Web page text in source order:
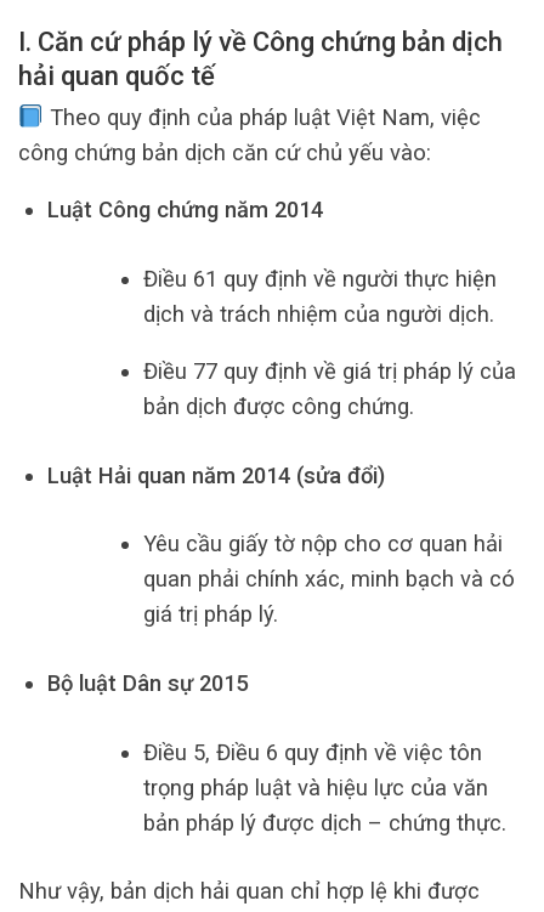
I. Căn cứ pháp lý về Công chứng bản dịch
hải quan quốc tế
Theo quy định của pháp luật Việt Nam, việc
công chứng bản dịch căn cứ chủ yếu vào:
Luật Công chứng năm 2014
Điều 61 quy định về người thực hiện
dịch và trách nhiệm của người dịch.
Điều 77 quy định về giá trị pháp lý của
bản dịch được công chứng.
Luật Hải quan năm 2014 (sửa đổi)
Yêu cầu giấy tờ nộp cho cơ quan hải
quan phải chính xác, minh bạch và có
giá trị pháp lý.
Bộ luật Dân sự 2015
Điều 5, Điều 6 quy định về việc tôn
trọng pháp luật và hiệu lực của văn
bản pháp lý được dịch – chứng thực.
Như vậy, bản dịch hải quan chỉ hợp lệ khi được